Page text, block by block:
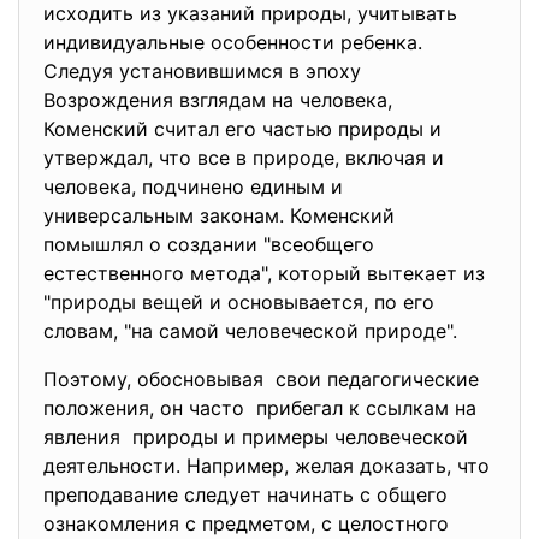
исходить из указаний природы, учитывать
индивидуальные особенности ребенка.
Следуя установившимся в эпоху
Возрождения взглядам на человека,
Коменский считал его частью природы и
утверждал, что все в природе, включая и
человека, подчинено единым и
универсальным законам. Коменский
помышлял о создании "всеобщего
естественного метода", который вытекает из
"природы вещей и основывается, по его
словам, "на самой человеческой природе".
Поэтому, обосновывая свои педагогические
положения, он часто прибегал к ссылкам на
явления природы и примеры человеческой
деятельности. Например, желая доказать, что
преподавание следует начинать с общего
ознакомления с предметом, с целостного